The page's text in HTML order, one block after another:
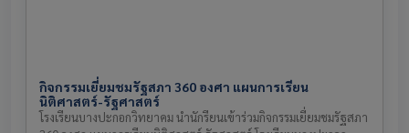
กิจกรรมเยี่ยมชมรัฐสภา 360 องศา แผนการเรียน
นิติศาสตร์-รัฐศาสตร์
โรงเรียนบางปะกอกวิทยาคม นำนักรียนเข้าร่วมกิจกรรมเยี่ยมชมรัฐสภา